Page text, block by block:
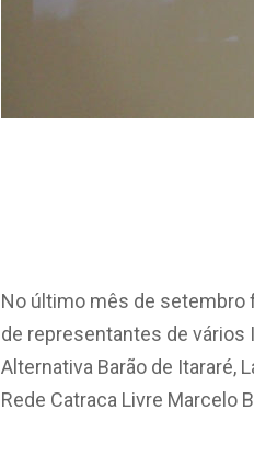
No último mês de setembro
de representantes de vários
Alternativa Barão de Itararé,
Rede Catraca Livre Marcelo